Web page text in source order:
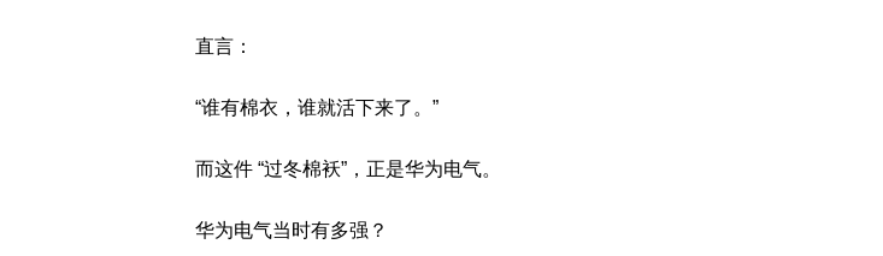
直言：
“谁有棉衣，谁就活下来了。”
而这件 “过冬棉袄”，正是华为电气。
华为电气当时有多强？